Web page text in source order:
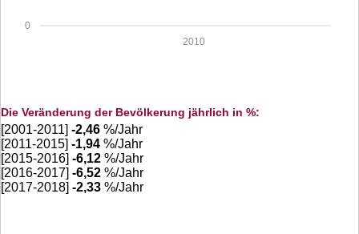
0
2010
Die Veränderung der Bevölkerung jährlich in %:
[2001-2011] -2,46 %/Jahr
[2011-2015] -1,94 %/Jahr
[2015-2016] -6,12 %/Jahr
[2016-2017] -6,52 %/Jahr
[2017-2018] -2,33 %/Jahr